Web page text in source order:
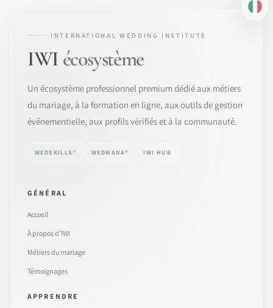
IT
INTERNATIONAL WEDDING INSTITUTE
IWI écosystème
Un écosystème professionnel premium dédié aux métiers
du mariage, à la formation en ligne, aux outils de gestion
événementielle, aux profils vérifiés et à la communauté.
WEDSKILLS® WEDMANA® IWI HUB
GÉNÉRAL
Accueil
À propos d’IWI
Métiers du mariage
Témoignages
APPRENDRE